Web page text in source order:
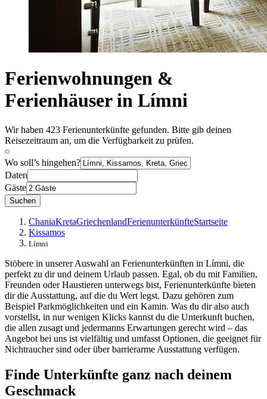
Ferienwohnungen &
Ferienhäuser in Límni
Wir haben 423 Ferienunterkünfte gefunden. Bitte gib deinen
Reisezeitraum an, um die Verfügbarkeit zu prüfen.
Wo soll’s hingehen?
Daten
Gäste
Suchen
ChaniaKretaGriechenlandFerienunterkünfteStartseite
Kissamos
Límni
Stöbere in unserer Auswahl an Ferienunterkünften in Límni, die
perfekt zu dir und deinem Urlaub passen. Egal, ob du mit Familien,
Freunden oder Haustieren unterwegs bist, Ferienunterkünfte bieten
dir die Ausstattung, auf die du Wert legst. Dazu gehören zum
Beispiel Parkmöglichkeiten und ein Kamin. Was du dir also auch
vorstellst, in nur wenigen Klicks kannst du die Unterkunft buchen,
die allen zusagt und jedermanns Erwartungen gerecht wird – das
Angebot bei uns ist vielfältig und umfasst Optionen, die geeignet für
Nichtraucher sind oder über barrierarme Ausstattung verfügen.
Finde Unterkünfte ganz nach deinem
Geschmack